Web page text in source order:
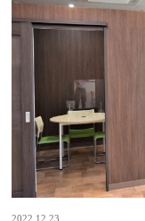
2022.12.23